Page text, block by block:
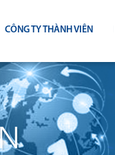
CÔNG TY THÀNH VIÊN